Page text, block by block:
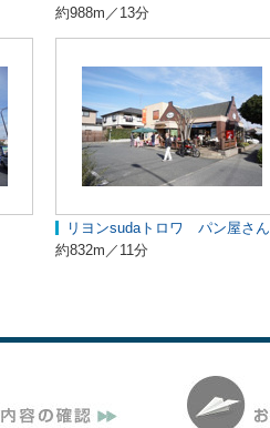
約988m／13分
リヨンsudaトロワ パン屋さん
約832m／11分